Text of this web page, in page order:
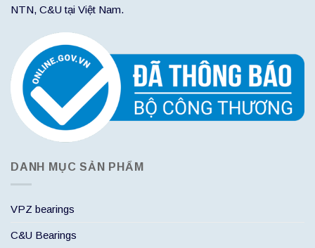
NTN, C&U tại Việt Nam.
DANH MỤC SẢN PHẨM
VPZ bearings
C&U Bearings